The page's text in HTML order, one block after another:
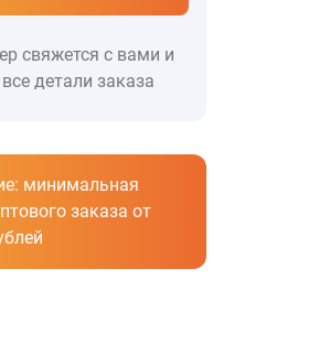
свяжется с вами и
детали заказа
минимальная
заказа от